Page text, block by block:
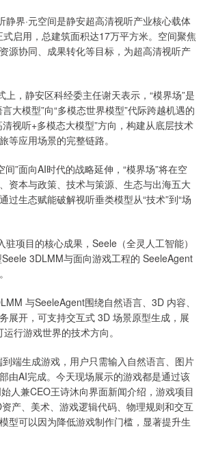
界·元空间是静安超高清视听产业核心载体
启用，总建筑面积达17万平方米。空间聚焦
源协同、成果转化等目标，为超高清视听产
，静安区科经委主任谢天表示，“模界场”是
大模型”向“多模态世界模型”代际跨越机遇的
视听+多模态大模型”方向，构建从底层技术
等应用场景的完整链路。
”面向AI时代的战略延伸，“模界场”将在空
资本与政策、技术与策源、生态与出海五大
过生态赋能破解视听垂类模型从“技术”到“场
项目的核心成果，Seele（全灵人工智能）
3DLMM与面向游戏工程的 SeeleAgent
与SeeleAgent围绕自然语言、3D 内容、
展开，可支持交互式 3D 场景原型生成，展
行游戏世界的技术方向。
端生成游戏，用户只需输入自然语言、图片
由AI完成。今天现场展示的游戏都是通过该
人兼CEO王诗沐向界面新闻介绍，游戏项目
产、美术、游戏逻辑代码、物理规则和交互
型可以因为降低游戏制作门槛，显著提升生